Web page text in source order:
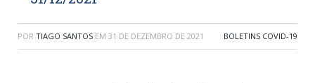
POR TIAGO SANTOS EM 31 DE DEZEMBRO DE 2021 BOLETINS COVID-19